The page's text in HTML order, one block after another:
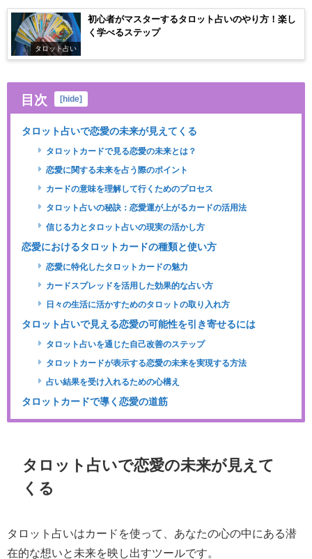
タロット占い
初心者がマスターするタロット占いのやり方！楽し
く学べるステップ
目次 [hide]
タロット占いで恋愛の未来が見えてくる
タロットカードで見る恋愛の未来とは？
恋愛に関する未来を占う際のポイント
カードの意味を理解して行くためのプロセス
タロット占いの秘訣：恋愛運が上がるカードの活用法
信じる力とタロット占いの現実の活かし方
恋愛におけるタロットカードの種類と使い方
恋愛に特化したタロットカードの魅力
カードスプレッドを活用した効果的な占い方
日々の生活に活かすためのタロットの取り入れ方
タロット占いで見える恋愛の可能性を引き寄せるには
タロット占いを通じた自己改善のステップ
タロットカードが表示する恋愛の未来を実現する方法
占い結果を受け入れるための心構え
タロットカードで導く恋愛の道筋
タロット占いで恋愛の未来が見えて
くる
タロット占いはカードを使って、あなたの心の中にある潜
在的な想いと未来を映し出すツールです。